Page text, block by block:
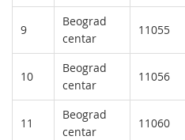
9
Beograd
centar
11055
10
Beograd
centar
11056
11
Beograd
centar
11060